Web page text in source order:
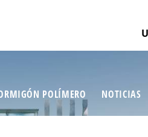
POLÍMERO NOTICIAS